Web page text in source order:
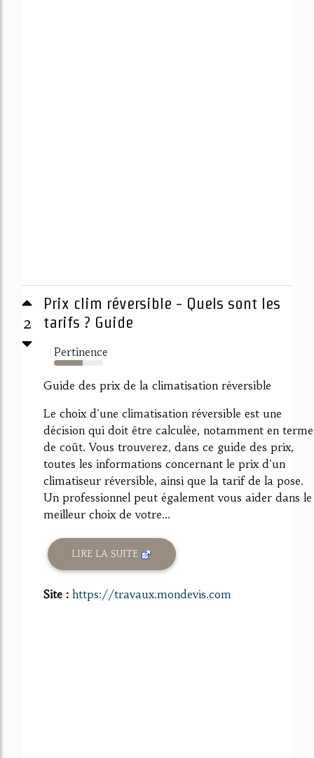
2
Prix clim réversible - Quels sont les
tarifs ? Guide
Pertinence
58%
Guide des prix de la climatisation réversible
Le choix d'une climatisation réversible est une
décision qui doit être calculée, notamment en terme
de coût. Vous trouverez, dans ce guide des prix,
toutes les informations concernant le prix d'un
climatiseur réversible, ainsi que la tarif de la pose.
Un professionnel peut également vous aider dans le
meilleur choix de votre...
LIRE LA SUITE
Site : https://travaux.mondevis.com